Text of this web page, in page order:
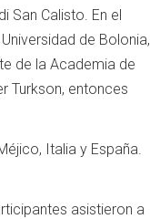
San Calisto. En el
de Bolonia,
de la Academia de
Turkson, entonces
Italia y España.
asistieron a